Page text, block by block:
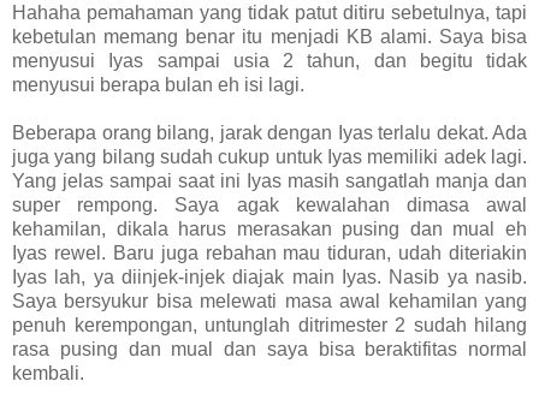
Hahaha pemahaman yang tidak patut ditiru sebetulnya, tapi
kebetulan memang benar itu menjadi KB alami. Saya bisa
menyusui Iyas sampai usia 2 tahun, dan begitu tidak
menyusui berapa bulan eh isi lagi.
Beberapa orang bilang, jarak dengan Iyas terlalu dekat. Ada
juga yang bilang sudah cukup untuk Iyas memiliki adek lagi.
Yang jelas sampai saat ini Iyas masih sangatlah manja dan
super rempong. Saya agak kewalahan dimasa awal
kehamilan, dikala harus merasakan pusing dan mual eh
Iyas rewel. Baru juga rebahan mau tiduran, udah diteriakin
Iyas lah, ya diinjek-injek diajak main Iyas. Nasib ya nasib.
Saya bersyukur bisa melewati masa awal kehamilan yang
penuh kerempongan, untunglah ditrimester 2 sudah hilang
rasa pusing dan mual dan saya bisa beraktifitas normal
kembali.